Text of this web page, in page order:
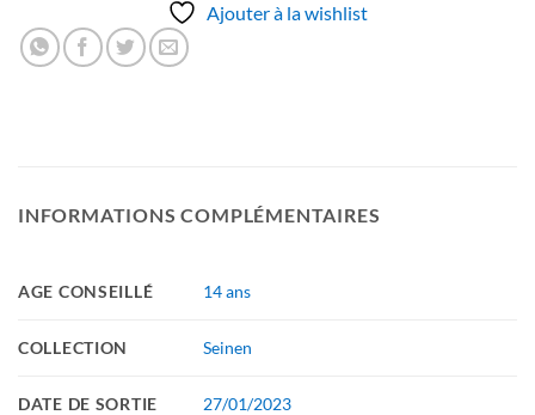
Ajouter à la wishlist
INFORMATIONS COMPLÉMENTAIRES
AGE CONSEILLÉ 14 ans
COLLECTION Seinen
DATE DE SORTIE 27/01/2023